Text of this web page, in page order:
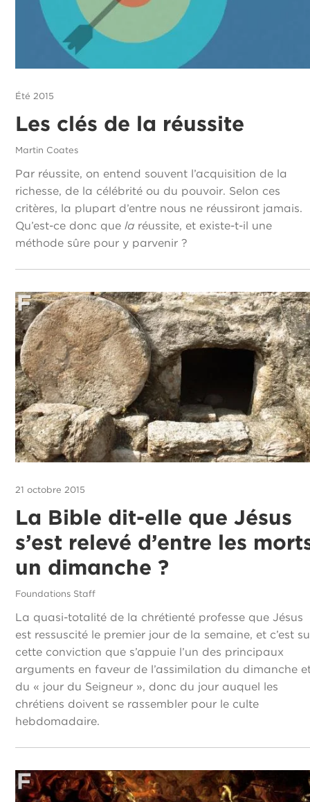
Été 2015
Les clés de la réussite
Martin Coates
Par réussite, on entend souvent l’acquisition de la
richesse, de la célébrité ou du pouvoir. Selon ces
critères, la plupart d’entre nous ne réussiront jamais.
Qu’est-ce donc quela réussite, et existe-t-il une
méthode sûre pour y parvenir ?
21 octobre 2015
La Bible dit-elle que Jésus
s’est relevé d’entre les
un dimanche ?
Foundations Staff
La quasi-totalité de la chrétienté professe que Jésus
est ressuscité le premier jour de la semaine, et c’est
cette conviction que s’appuie l’un des principaux
arguments en faveur de l’assimilation du dimanche
du « jour du Seigneur », donc du jour auquel les
chrétiens doivent se rassembler pour le culte
hebdomadaire.